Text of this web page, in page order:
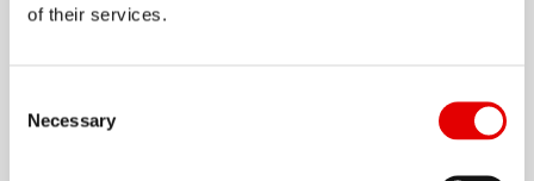
of their services.
Necessary